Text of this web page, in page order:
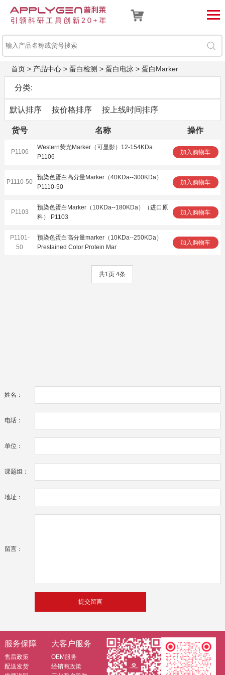
首页> 产品中心> 蛋白检测 > 蛋白电泳 > 蛋白Marker
分类:
默认排序 按价格排序 按上线时间排序
货号 名称 操作
P1106
Western荧光Marker（可显影）12-154KDa
P1106
加入购物车
P1110-50
预染色蛋白高分量Marker（40KDa--300KDa）
P1110-50
加入购物车
P1103
预染色蛋白Marker（10KDa--180KDa）（进口原
料） P1103
加入购物车
P1101-
50
预染色蛋白高分量marker（10KDa--250KDa）
Prestained Color Protein Mar
加入购物车
共1页 4条
姓名：
电话：
单位：
课题组：
地址：
留言：
服务保障
售后政策
配送发货
大客户服务
OEM服务
经销商政策